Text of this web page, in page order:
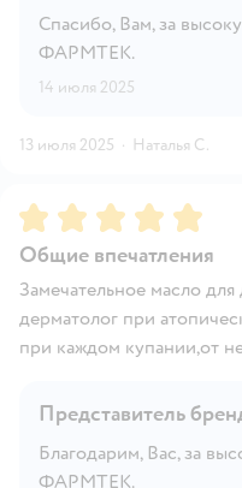
Спасибо, Вам, за
ФАРМТЕК.
14 июля 2025
13 июля 2025 · Наталья С.
Рейтинг:5
Общие впечатления
Замечательное масло
дерматолог при
при каждом купании,от
Представитель
Благодарим, Вас, за
ФАРМТЕК.